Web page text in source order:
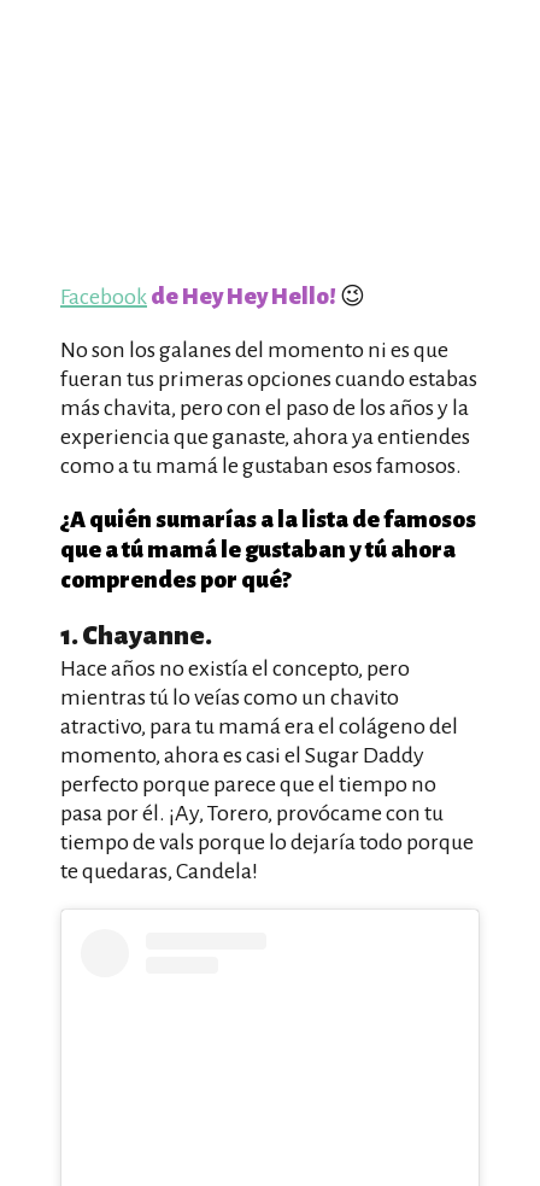
Facebook de Hey Hey Hello! 😉
No son los galanes del momento ni es que
fueran tus primeras opciones cuando estabas
más chavita, pero con el paso de los años y la
experiencia que ganaste, ahora ya entiendes
como a tu mamá le gustaban esos famosos.
¿A quién sumarías a la lista de famosos
que a tú mamá le gustaban y tú ahora
comprendes por qué?
1. Chayanne.
Hace años no existía el concepto, pero
mientras tú lo veías como un chavito
atractivo, para tu mamá era el colágeno del
momento, ahora es casi el Sugar Daddy
perfecto porque parece que el tiempo no
pasa por él. ¡Ay, Torero, provócame con tu
tiempo de vals porque lo dejaría todo porque
te quedaras, Candela!